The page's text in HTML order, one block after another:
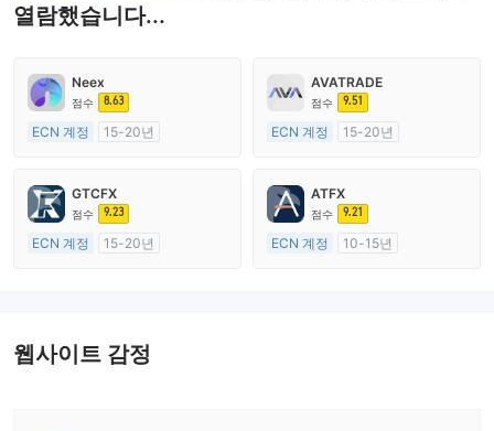
열람했습니다...
Neex
점수 8.63
ECN 계정
15-20년
외환 거래 라이선스 (MM)
마스터 레이블 MT4
AVATRADE
점수 9.51
ECN 계정
15-20년
외환 거래 라이선스 (MM)
마스터 레이블 MT4
GTCFX
점수 9.23
ECN 계정
15-20년
ATFX
점수 9.21
ECN 계정
10-15년
웹사이트 감정